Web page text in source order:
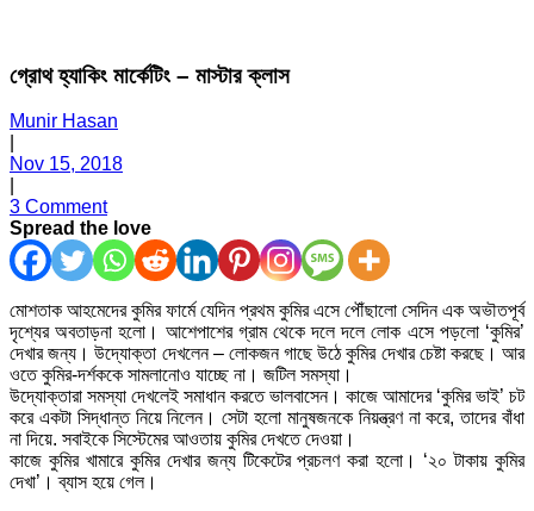
গ্রোথ হ্যাকিং মার্কেটিং – মাস্টার ক্লাস
Munir Hasan
Nov 15, 2018
3 Comment
Spread the love
মোশতাক আহমেদের কুমির ফার্মে যেদিন প্রথম কুমির এসে পৌঁছালো সেদিন এক অভৗতপূর্ব
দৃশ্যের অবতাড়না হলো। আশেপাশের গ্রাম থেকে দলে দলে লোক এসে পড়লো ‘কুমির’
দেখার জন্য। উদ্যোক্তা দেখলেন – লোকজন গাছে উঠে কুমির দেখার চেষ্টা করছে। আর
ওতে কুমির-দর্শককে সামলানোও যাচ্ছে না। জটিল সমস্যা।
উদ্যোক্তারা সমস্যা দেখলেই সমাধান করতে ভালবাসেন। কাজে আমাদের ‘কুমির ভাই’ চট
করে একটা সিদ্ধান্ত নিয়ে নিলেন। সেটা হলো মানুষজনকে নিয়ন্ত্রণ না করে, তাদের বাঁধা
না দিয়ে. সবাইকে সিস্টেমের আওতায় কুমির দেখতে দেওয়া।
কাজে কুমির খামারে কুমির দেখার জন্য টিকেটের প্রচলণ করা হলো। ‘২০ টাকায় কুমির
দেখা’। ব্যাস হয়ে গেল।